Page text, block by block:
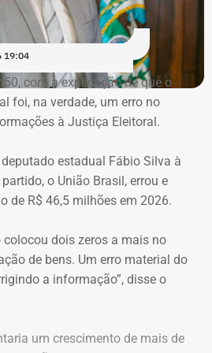
Divulgacand
leiloado por um valor 36% menor ao que
leilão fica na Avenida Pasteu e
quadrados. O imóvel se
intimar pessoalmente o ex-
não conseguiu localizá-lo,
de 2025, concedendo o prazo
19:04
com a explicação de que o
foi, na verdade, um erro no
à Justiça Eleitoral.
estadual Fábio Silva à
o União Brasil, errou e
de R$ 46,5 milhões em 2026.
dois zeros a mais no
de bens. Um erro material do
a informação”, disse o
um crescimento de mais de